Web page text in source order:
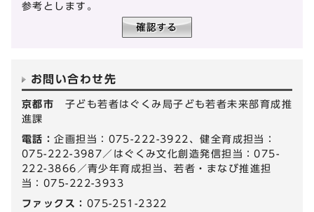
参考とします。
お問い合わせ先
京都市 子ども若者はぐくみ局子ども若者未来部育成推
進課
電話：企画担当：075-222-3922、健全育成担当：
075-222-3987／はぐくみ文化創造発信担当：075-
222-3866／青少年育成担当、若者・まなび推進担
当：075-222-3933
ファックス： 075-251-2322